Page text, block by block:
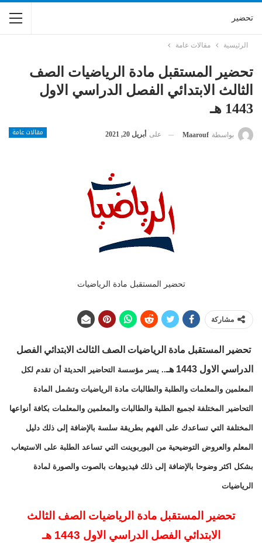
تحضير
الرئيسية مقالات عامة
تحضير المستقبل مادة الرياضيات الصف
الثالث الابتدائي الفصل الدراسي الاول
1443 هـ
مقالات عامة بواسطة Maarouf على أبريل 20, 2021
تحضير المستقبل مادة الرياضيات
مشاركة
تحضير المستقبل مادة الرياضيات الصف الثالث الابتدائي الفصل
الدراسي الاول 1443 هـ
.. يسر مؤسسة التحاضير الحديثة أن تقدم لكل
المعلمين والمعلمات والطلبة والطالبات مادة الرياضيات وتشمل المادة
التحاضير المختلفة لجميع الطلبة والطالبات والمعلمين والمعلمات بكافة أنواعها
المختلفة التي تساعدك على الفهم بطريقة سلسة بالإضافة إلى ذلك دليل
المعلم والعروض التوضيحية من البوربوينت التي تساعد الطلبة على الاستيعاب
بشكل اكثر وضوحا بالإضافة إلى ذلك فيديوهات بالصوت والصورة لمادة
الرياضيات
تحضير المستقبل مادة الرياضيات الصف الثالث
الابتدائي الفصل الدراسي الاول 1443 هـ